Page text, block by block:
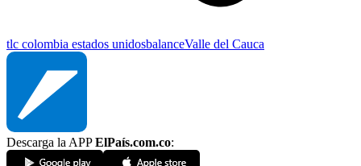
tlc colombia estados unidosbalanceValle del Cauca
Descarga la APPElPaís.com.co: